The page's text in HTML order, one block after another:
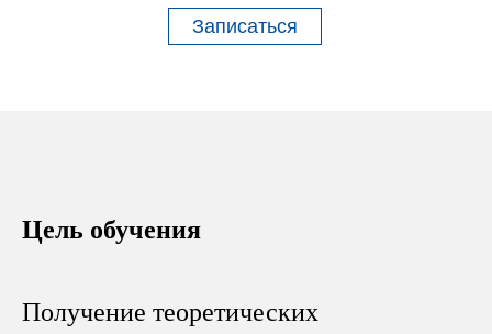
Записаться
Цель обучения
Получение теоретических